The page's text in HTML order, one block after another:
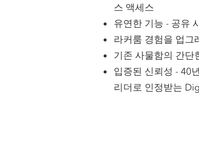
스 액세스
유연한 기능 - 공유
라커룸 경험을 업그
기존 사물함의 간단
입증된 신뢰성 - 40
리더로 인정받는